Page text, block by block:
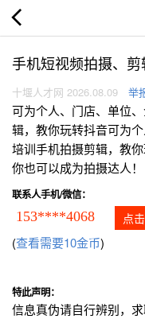
手机短视频拍摄、
十堰人才网 2026.08.09 举
可为个人、门店、单位
辑，教你玩转抖音可为
培训手机拍摄剪辑，教
你也可以成为拍摄达人！
联系人手机/微信：
153****4068 点
(查看需要10金币)
特此声明：
信息真伪请自行辨别，